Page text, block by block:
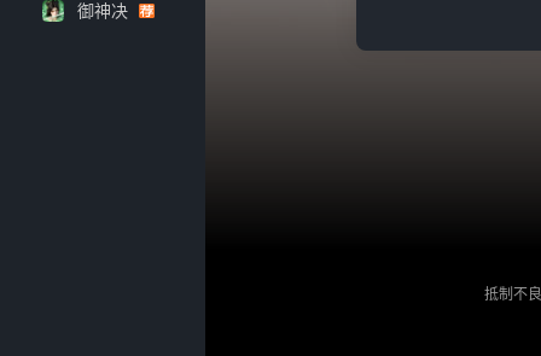
御神决
抵制不